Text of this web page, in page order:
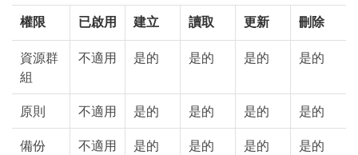
權限 已啟用 建立 讀取 更新 刪除
資源群
組
不適用 是的 是的 是的 是的
原則 不適用 是的 是的 是的 是的
備份 不適用 是的 是的 是的 是的